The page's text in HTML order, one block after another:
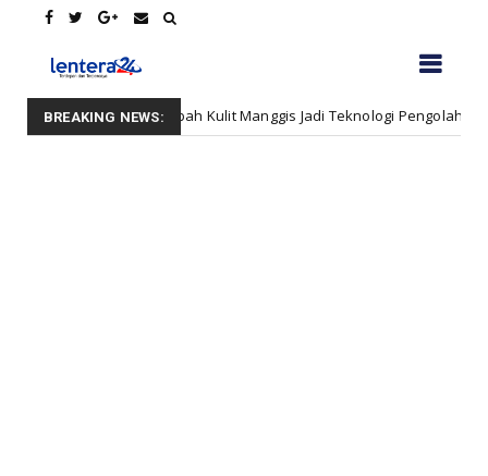
BREAKING NEWS:
Limbah Kulit Manggis Jadi Teknologi Pengolahan Air, Mahasiswa USK